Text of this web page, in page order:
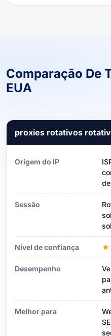
Comparação De
EUA
proxies rotativos
Origem do IP
Sessão
Nível de confiança
Desempenho
Melhor para